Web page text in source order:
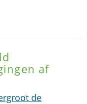
af
de